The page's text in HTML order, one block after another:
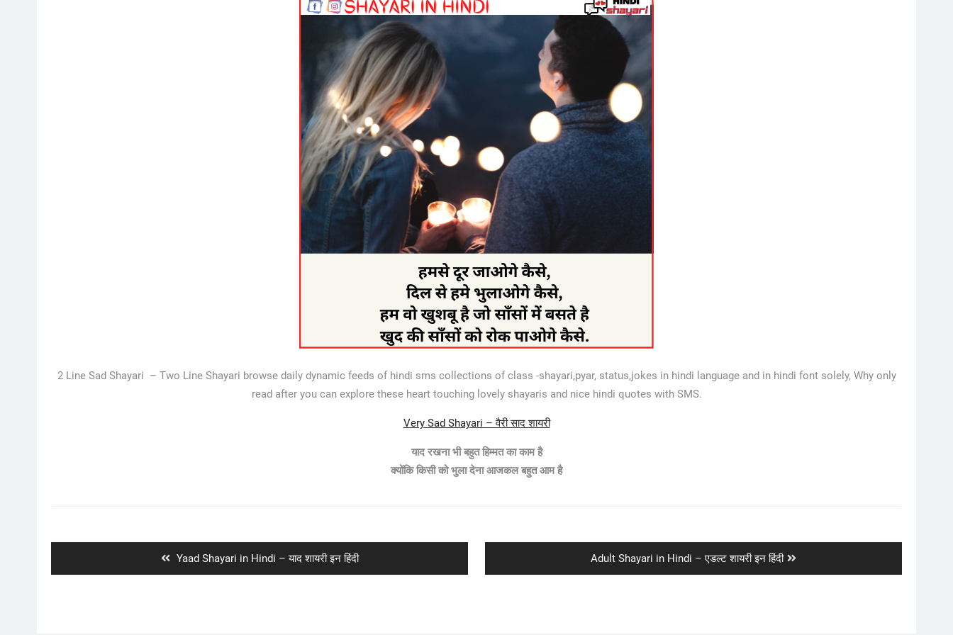
2 Line Sad Shayari – Two Line Shayari browse daily dynamic feeds of hindi sms collections of class -shayari,pyar, status,jokes in hindi language and in hindi font solely, Why only
read after you can explore these heart touching lovely shayaris and nice hindi quotes with SMS.
Very Sad Shayari – वैरी साद शायरी
याद रखना भी बहुत हिम्मत का काम है
क्योंकि किसी को भुला देना आजकल बहुत आम है
Previous
post:
Yaad Shayari in Hindi – याद शायरी इन हिंदी
Next
post:
Adult Shayari in Hindi – एडल्ट शायरी इन हिंदी